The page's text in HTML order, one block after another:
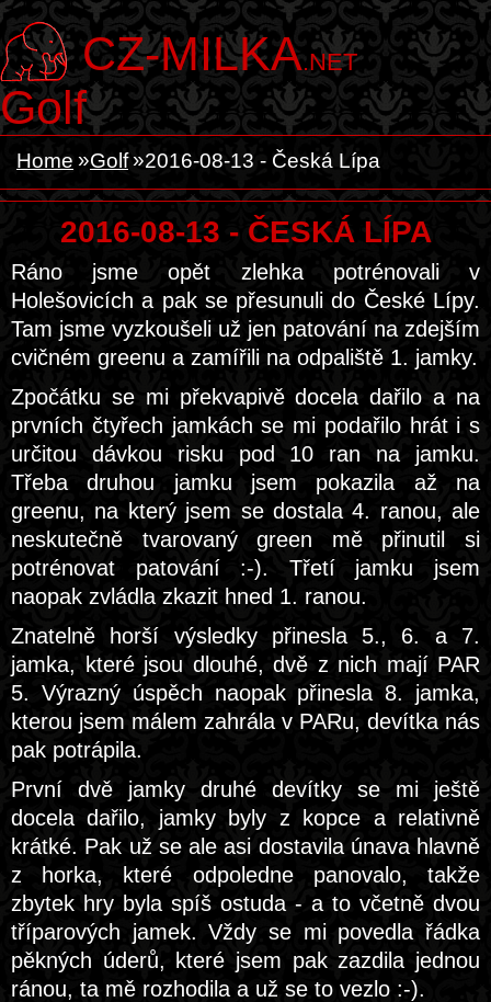
CZ-MILKA.NET
Golf
Home Golf 2016-08-13 - Česká Lípa
2016-08-13 - ČESKÁ LÍPA
Ráno jsme opět zlehka potrénovali v
Holešovicích a pak se přesunuli do České Lípy.
Tam jsme vyzkoušeli už jen patování na zdejším
cvičném greenu a zamířili na odpaliště 1. jamky.
Zpočátku se mi překvapivě docela dařilo a na
prvních čtyřech jamkách se mi podařilo hrát i s
určitou dávkou risku pod 10 ran na jamku.
Třeba druhou jamku jsem pokazila až na
greenu, na který jsem se dostala 4. ranou, ale
neskutečně tvarovaný green mě přinutil si
potrénovat patování :-). Třetí jamku jsem
naopak zvládla zkazit hned 1. ranou.
Znatelně horší výsledky přinesla 5., 6. a 7.
jamka, které jsou dlouhé, dvě z nich mají PAR
5. Výrazný úspěch naopak přinesla 8. jamka,
kterou jsem málem zahrála v PARu, devítka nás
pak potrápila.
První dvě jamky druhé devítky se mi ještě
docela dařilo, jamky byly z kopce a relativně
krátké. Pak už se ale asi dostavila únava hlavně
z horka, které odpoledne panovalo, takže
zbytek hry byla spíš ostuda - a to včetně dvou
tříparových jamek. Vždy se mi povedla řádka
pěkných úderů, které jsem pak zazdila jednou
ránou, ta mě rozhodila a už se to vezlo :-).